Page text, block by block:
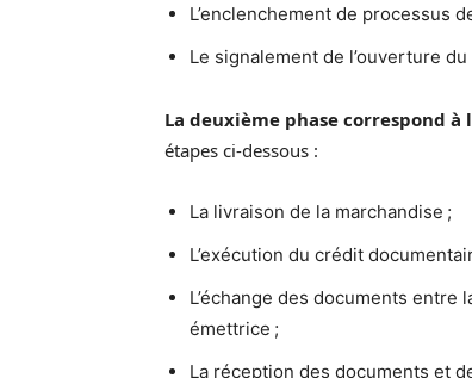
L’enclenchement de processus
Le signalement de l’ouverture
La deuxième phase correspond
étapes ci-dessous :
La livraison de la marchandise ;
L’exécution du crédit
L’échange des documents
émettrice ;
La réception des documents et